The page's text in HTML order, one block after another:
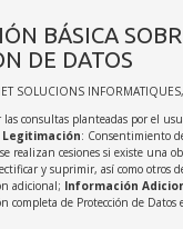
BÁSICA
DE DATOS
SOLUCIONS
las consultas planteadas por el
Legitimación: Consentimiento
realizan cesiones si existe una
y suprimir, así como otros
adicional; Información
completa de Protección de Datos